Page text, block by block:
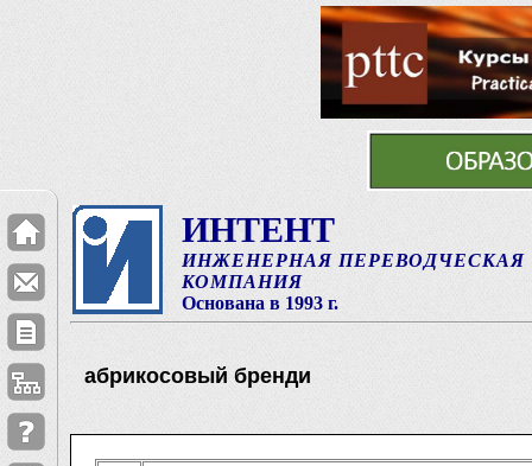
ИНТЕНТ
ИНЖЕНЕРНАЯ ПЕРЕВОДЧЕСКАЯ
КОМПАНИЯ
Основана в 1993 г.
абрикосовый бренди